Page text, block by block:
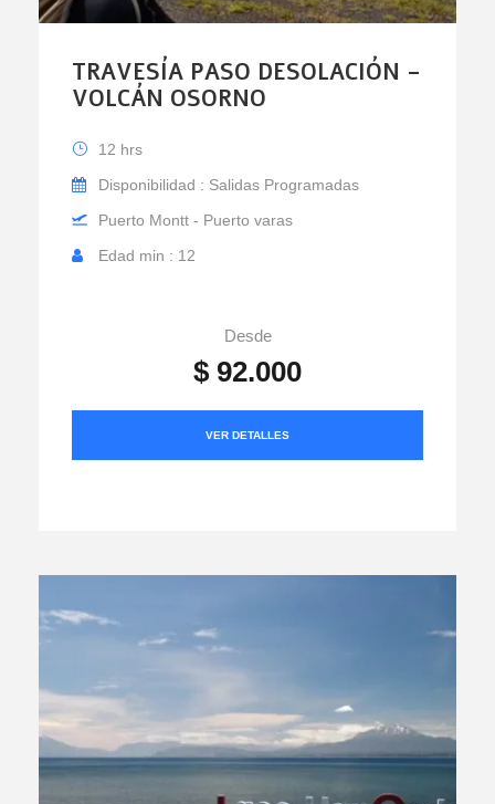
TRAVESÍA PASO DESOLACIÓN –
VOLCÁN OSORNO
12 hrs
Disponibilidad : Salidas Programadas
Puerto Montt - Puerto varas
Edad min : 12
Desde
$ 92.000
VER DETALLES